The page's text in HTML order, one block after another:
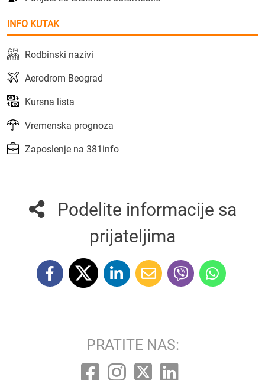
INFO KUTAK
Rodbinski nazivi
Aerodrom Beograd
Kursna lista
Vremenska prognoza
Zaposlenje na 381info
Podelite informacije sa
prijateljima
PRATITE NAS: